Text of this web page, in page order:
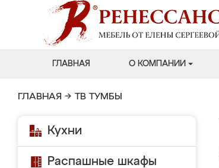
ГЛАВНАЯ О КОМПАНИИ
ГЛАВНАЯ → ТВ ТУМБЫ
Кухни
Распашные шкафы